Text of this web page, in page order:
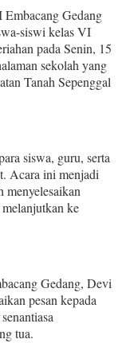
Gedang
siswi kelas VI
pada Senin, 15
sekolah yang
Tanah Sepenggal
siswa, guru, serta
Acara ini menjadi
menyelesaikan
ke
Gedang, Devi
pesan kepada
tua.